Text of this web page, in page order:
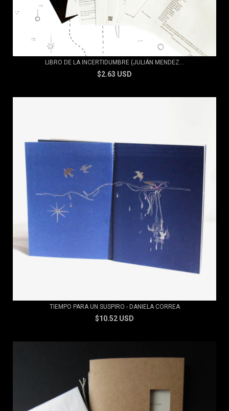
LIBRO DE LA INCERTIDUMBRE (JULIÁN MENDEZ...
$2.63 USD
TIEMPO PARA UN SUSPIRO - DANIELA CORREA
$10.52 USD